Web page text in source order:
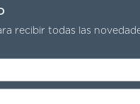
recibir todas las